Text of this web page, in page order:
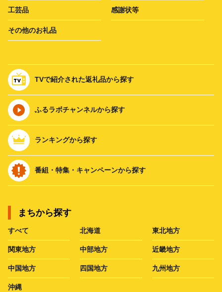
工芸品 感謝状等
その他のお礼品
TVで紹介された返礼品から探す
ふるラボチャンネルから探す
ランキングから探す
番組・特集・キャンペーンから探す
まちから探す
すべて 北海道 東北地方
関東地方 中部地方 近畿地方
中国地方 四国地方 九州地方
沖縄